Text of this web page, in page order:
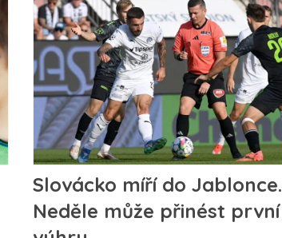
Slovácko míří do Jablonce.
Neděle může přinést první